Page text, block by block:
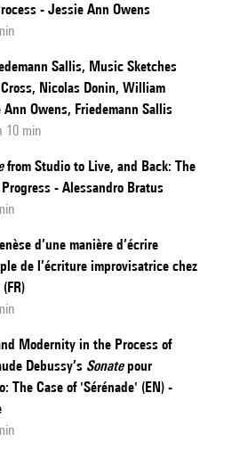
- Jessie Ann Owens
Sallis, Music Sketches
Nicolas Donin, William
Owens, Friedemann Sallis
10 min
from Studio to Live, and Back: The
- Alessandro Bratus
d’une manière d’écrire
de l’écriture improvisatrice chez
Modernity in the Process of
Debussy’s Sonatepour
The Case of 'Sérénade' (EN) -